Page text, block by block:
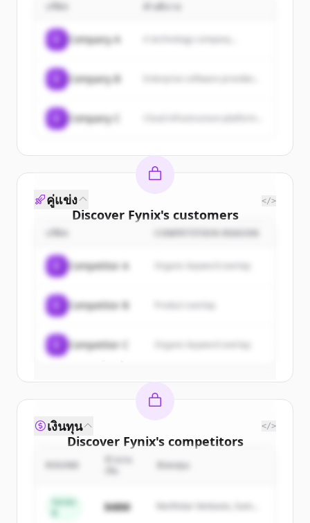
คำอธิบาย
Company A A technology company...
Company B
Company C
Discover Fynix's customers
Sign up for free to view allcustomers
New accounts include trial credits to
มีบัญชีอยู่แล้วใช่ไหม
คู่แข่ง </>
COMPETITION REASON
Competitor A Organic keyword overlap
Competitor B
Competitor C Organic keyword overlap
Discover Fynix's competitors
Sign up for free to view all
New accounts include trial credits to
get started.
เงินทุน </>
นักลงทุน
Series
$48M
Northstar Ventures, Summit